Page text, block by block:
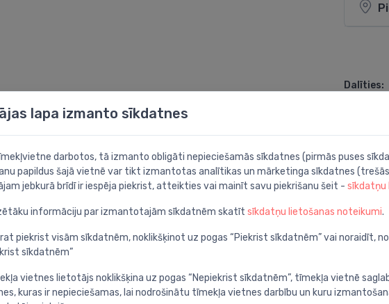
Dalīties:
mm
lapa izmanto sīkdatnes
darbotos, tā izmanto obligāti nepieciešamās sīkdatnes (pirmās puses
papildus šajā vietnē var tikt izmantotas analītikas un mārketinga sīkdatnes
jebkurā brīdī ir iespēja piekrist, atteikties vai mainīt savu piekrišanu šeit - sīkdatņu
informāciju par izmantotajām sīkdatnēm skatīt sīkdatņu lietošanas noteikumi.
piekrist visām sīkdatnēm, noklikšķinot uz pogas “Piekrist sīkdatnēm” vai noraidīt,
sīkdatnēm”
vietnes lietotājs noklikšķina uz pogas “Nepiekrist sīkdatnēm”, tīmekļa vietnē
kuras ir nepieciešamas, lai nodrošinātu tīmekļa vietnes darbību un kuru